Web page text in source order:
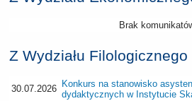
Brak
Z Wydziału Filologicznego
30.07.2026 Konkurs na stanowisko
dydaktycznych w Instytucie